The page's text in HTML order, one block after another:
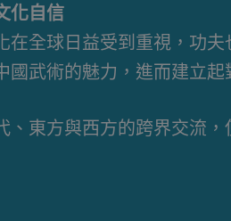
化自信
在全球日益受到重視，功
國武術的魅力，進而建立
、東方與西方的跨界交流